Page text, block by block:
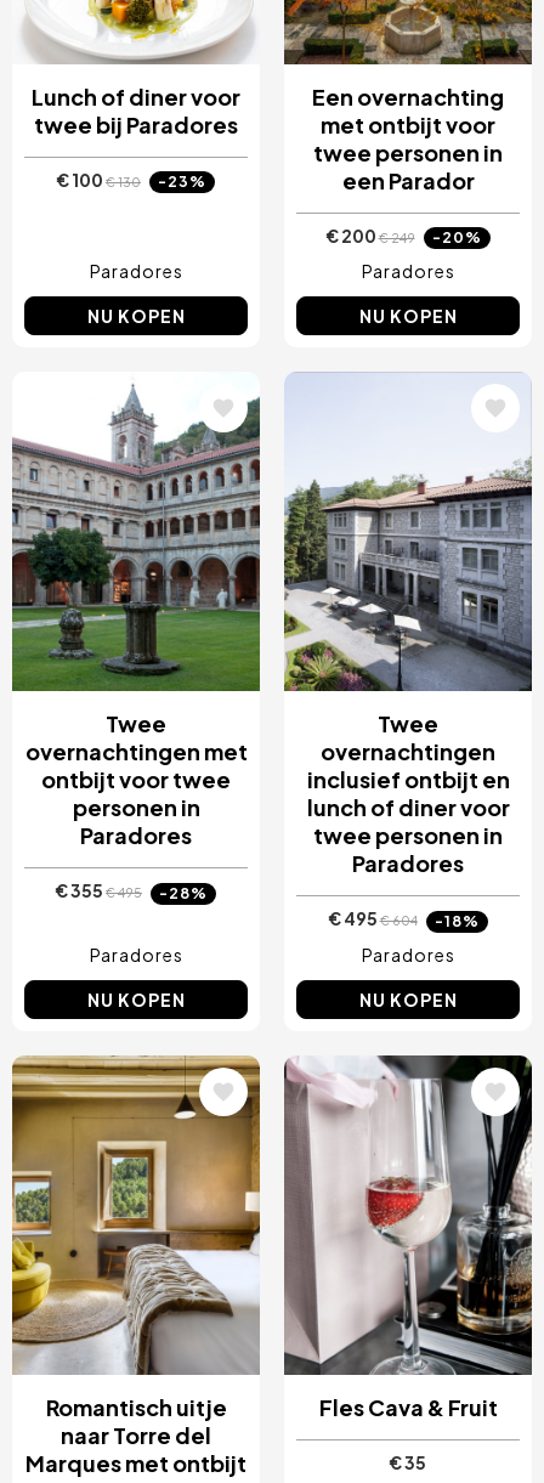
Lunch of diner voor
twee bij Paradores
€ 100 € 130 -23%
Paradores
NU KOPEN
Een overnachting
met ontbijt voor
twee personen in
een Parador
€ 200€ 249 -20%
Paradores
NU KOPEN
Afbeelding
Twee
overnachtingen met
ontbijt voor twee
personen in
Paradores
€ 355 € 495 -28%
Paradores
NU KOPEN
Twee
overnachtingen
inclusief ontbijt en
lunch of diner voor
twee personen in
Paradores
€ 495€ 604 -18%
Paradores
NU KOPEN
Afbeelding
Romantisch uitje
naar Torre del
Marques met ontbijt
Afbeelding
Fles Cava & Fruit
€ 35